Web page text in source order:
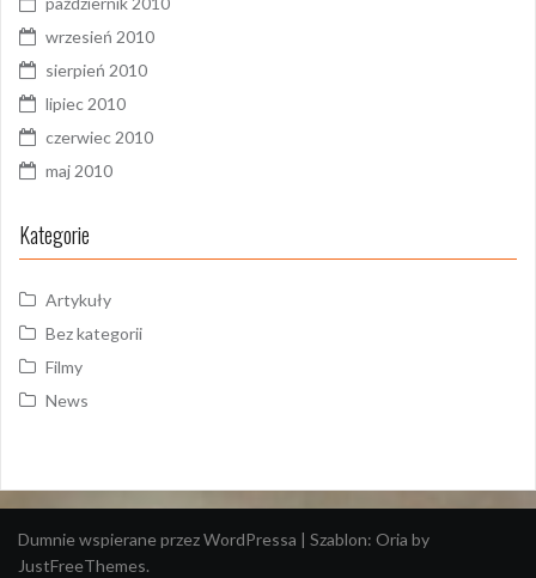
wrzesień 2010
sierpień 2010
lipiec 2010
czerwiec 2010
maj 2010
Kategorie
Artykuły
Bez kategorii
Filmy
News
Dumnie wspierane przez WordPressa | Szablon: Oria by
JustFreeThemes.